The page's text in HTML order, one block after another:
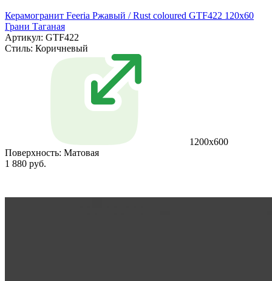
Керамогранит Feeria Ржавый / Rust coloured GTF422 120х60
Грани Таганая
Артикул: GTF422
Стиль: Коричневый
1200х600
Поверхность: Матовая
1 880 руб.